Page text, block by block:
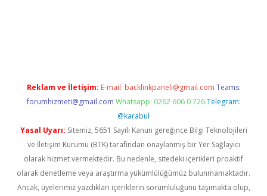
Reklam ve İletişim: E-mail: backlinkpaneli@gmail.com Teams:
forumhizmeti@gmail.com Whatsapp: 0262 606 0 726 Telegram:
@karabul
Yasal Uyarı: Sitemiz, 5651 Sayılı Kanun gereğince Bilgi Teknolojileri
ve İletişim Kurumu (BTK) tarafından onaylanmış bir Yer Sağlayıcı
olarak hizmet vermektedir. Bu nedenle, sitedeki içerikleri proaktif
olarak denetleme veya araştırma yükümlülüğümüz bulunmamaktadır.
Ancak, üyelerimiz yazdıkları içeriklerin sorumluluğunu taşımakta olup,